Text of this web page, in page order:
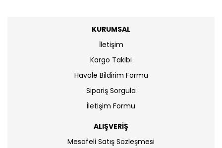
KURUMSAL
İletişim
Kargo Takibi
Havale Bildirim Formu
Sipariş Sorgula
İletişim Formu
ALIŞVERİŞ
Mesafeli Satış Sözleşmesi